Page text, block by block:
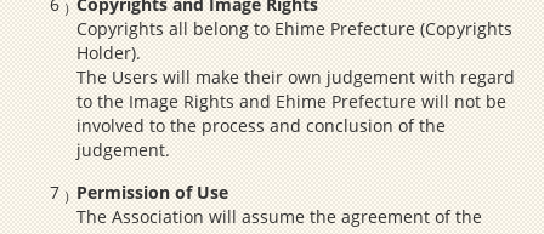
Copyrights all belong to Ehime Prefecture (Copyrights
Holder).
The Users will make their own judgement with regard
to the Image Rights and Ehime Prefecture will not be
involved to the process and conclusion of the
judgement.
Permission of Use
The Association will assume the agreement of the